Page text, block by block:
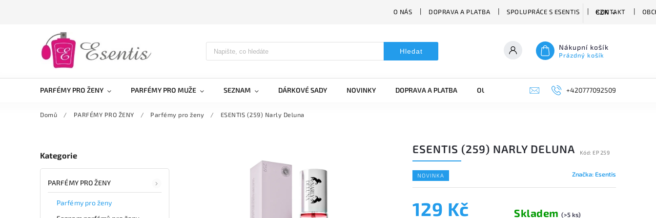
O NÁS DOPRAVA A PLATBA SPOLUPRÁCE S ESENTIS KONTAKT
CZK
Hledat Nákupní košík
Prázdný košík
PARFÉMY PRO ŽENY PARFÉMY PRO MUŽE SEZNAM DÁRKOVÉ SADY NOVINKY DOPRAVA A PLATBA OUTLET VÝPRODEJ +420777092509
Domů / PARFÉMY PRO ŽENY / Parfémy pro ženy / ESENTIS (259) Narly Deluna
Kategorie
PARFÉMY PRO ŽENY
Parfémy pro ženy
ESENTIS (259) NARLY DELUNA Kód: EP 259
NOVINKA Značka:Esentis
129 Kč Skladem(>5 ks)